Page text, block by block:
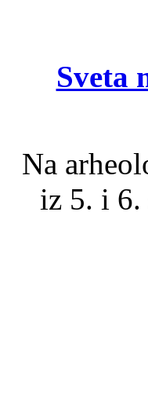
Sveta
Na
iz 5. i 6.